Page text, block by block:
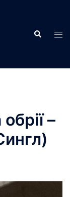
Search
–